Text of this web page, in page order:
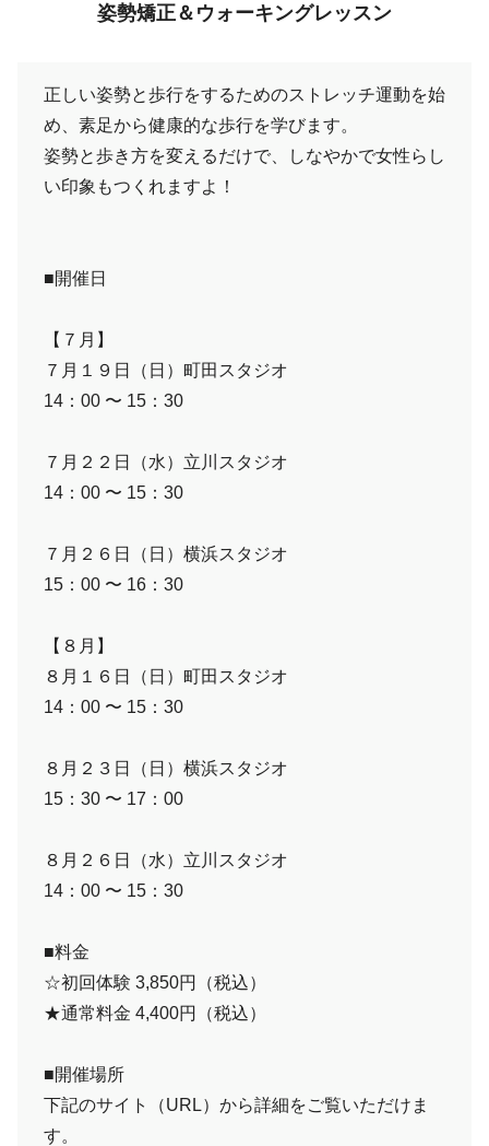
姿勢矯正＆ウォーキングレッスン
正しい姿勢と歩行をするためのストレッチ運動を始
め、素足から健康的な歩行を学びます。
姿勢と歩き方を変えるだけで、しなやかで女性らし
い印象もつくれますよ！
■開催日
【７月】
７月１９日（日）町田スタジオ
14：00 〜 15：30
７月２２日（水）立川スタジオ
14：00 〜 15：30
７月２６日（日）横浜スタジオ
15：00 〜 16：30
【８月】
８月１６日（日）町田スタジオ
14：00 〜 15：30
８月２３日（日）横浜スタジオ
15：30 〜 17：00
８月２６日（水）立川スタジオ
14：00 〜 15：30
■料金
☆初回体験 3,850円（税込）
★通常料金 4,400円（税込）
■開催場所
下記のサイト（URL）から詳細をご覧いただけま
す。